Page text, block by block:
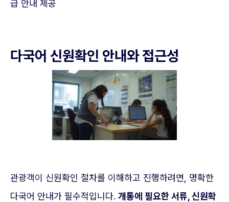
급 안내 제공
다국어 신원확인 안내와 접근성
관광객이 신원확인 절차를 이해하고 진행하려면, 명확한
다국어 안내가 필수적입니다. 개통에 필요한 서류, 신원확